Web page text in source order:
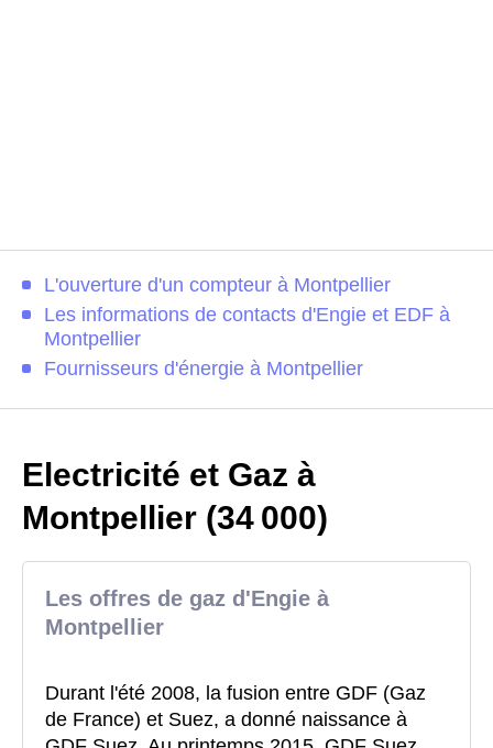
L'ouverture d'un compteur à Montpellier
Les informations de contacts d'Engie et EDF à
Montpellier
Fournisseurs d'énergie à Montpellier
Electricité et Gaz à
Montpellier (34 000)
Les offres de gaz d'Engie à
Montpellier
Durant l'été 2008, la fusion entre GDF (Gaz
de France) et Suez, a donné naissance à